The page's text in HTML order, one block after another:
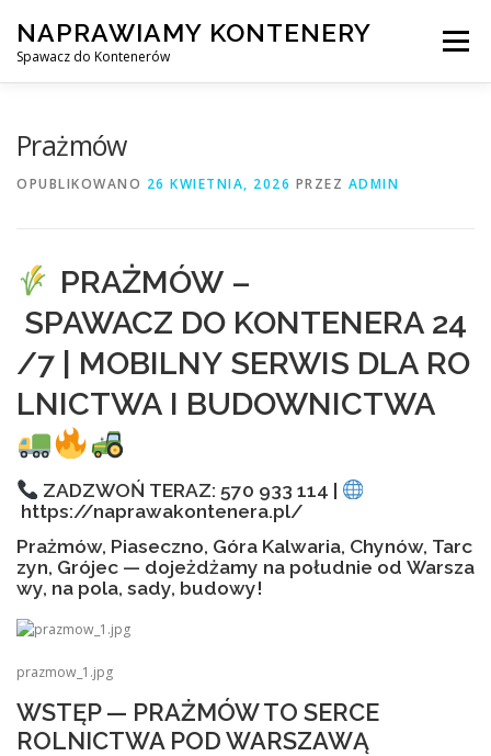
treści
NAPRAWIAMY KONTENERY
Spawacz do Kontenerów
Menu
SPAWANIE MOBILNE Z DOJAZDEM DO KLIENTA
USŁUGI KONTAKT
Prażmów
OPUBLIKOWANO 26 KWIETNIA, 2026 PRZEZ ADMIN
PRAŻMÓW –
SPAWACZ DO KONTENERA 24
/7 | MOBILNY SERWIS DLA RO
LNICTWA I BUDOWNICTWA
ZADZWOŃ TERAZ: 570 933 114 |
https://naprawakontenera.pl/
Prażmów, Piaseczno, Góra Kalwaria, Chynów, Tarc
zyn, Grójec — dojeżdżamy na południe od Warsza
wy, na pola, sady, budowy!
prazmow_1.jpg
WSTĘP — PRAŻMÓW TO SERCE
ROLNICTWA POD WARSZAWĄ